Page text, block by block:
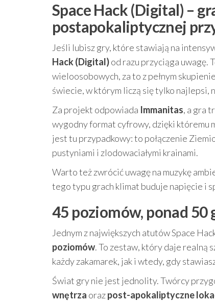
Space Hack (Digital) –
postapokaliptycznej
Jeśli lubisz gry, które stawiają na
Hack (Digital)od razu przyciąga uwagę.
wieloosobowych, za to z pełnym
świecie, w którym liczą się tylko najlepsi,
Za projekt odpowiada Immanitas, a gra
wygodny format cyfrowy, dzięki któremu
jest tu przypadkowy: to połączenie
pustyniami i zlodowaciałymi krainami.
Warto też zwrócić uwagę na muzykę
tego typu grach klimat buduje napięcie i
45 poziomów, ponad
Jednym z największych atutów Space
poziomów. To zestaw, który daje realną
każdy zakamarek, jak i wtedy, gdy
Świat gry nie jest jednolity. Twórcy
wnętrza orazpost-apokaliptyczne